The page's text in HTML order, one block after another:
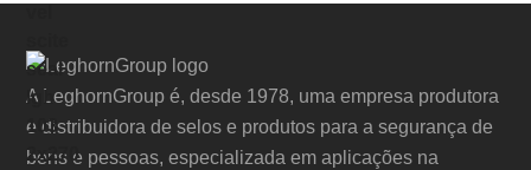
A LeghornGroup é, desde 1978, uma empresa produtora
e distribuidora de selos e produtos para a segurança de
bens e pessoas, especializada em aplicações na